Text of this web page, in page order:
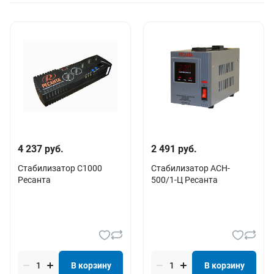
4 237 руб.
Стабилизатор С1000
Ресанта
В корзину
2 491 руб.
Стабилизатор АСН-
500/1-Ц Ресанта
В корзину